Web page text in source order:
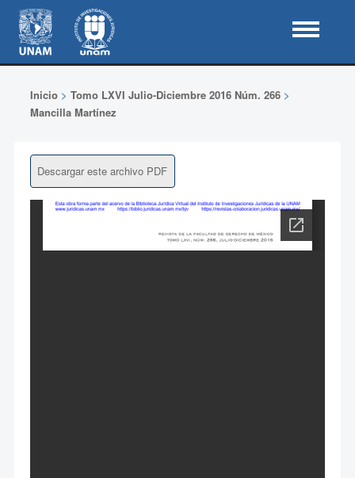
Inicio> Tomo LXVI Julio-Diciembre 2016 Núm. 266>
Mancilla Martínez
Descargar este archivo PDF